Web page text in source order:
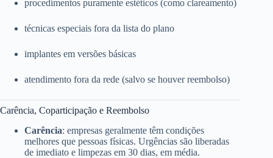
procedimentos puramente estéticos (como clareamento)
técnicas especiais fora da lista do plano
implantes em versões básicas
atendimento fora da rede (salvo se houver reembolso)
Carência, Coparticipação e Reembolso
Carência: empresas geralmente têm condições
melhores que pessoas físicas. Urgências são liberadas
de imediato e limpezas em 30 dias, em média.